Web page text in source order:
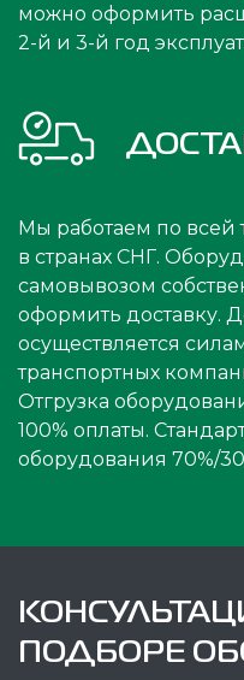
можно оформить
2-й и 3-й год
Мы работаем по всей
в странах СНГ.
самовывозом
оформить доставку.
осуществляется
транспортных
Отгрузка
100% оплаты.
оборудования 70%/
ПОДБОРЕ